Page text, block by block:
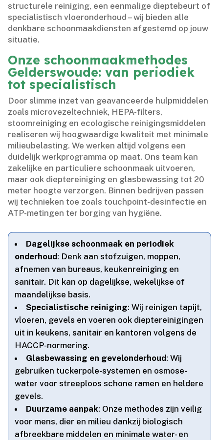
structurele reiniging, een eenmalige dieptebeurt of
specialistisch vloeronderhoud – wij bieden alle
denkbare schoonmaakdiensten afgestemd op jouw
situatie.​
Onze schoonmaakmethodes
Gelderswoude: van periodiek
tot specialistisch
Door slimme inzet van geavanceerde hulpmiddelen
zoals microvezeltechniek, HEPA-filters,
stoomreiniging en ecologische reinigingsmiddelen
realiseren wij hoogwaardige kwaliteit met minimale
milieubelasting.​ We werken altijd volgens een
duidelijk werkprogramma op maat.​ Ons team kan
zakelijke en particuliere schoonmaak uitvoeren,
maar ook dieptereiniging en glasbewassing tot 20
meter hoogte verzorgen.​ Binnen bedrijven passen
wij technieken toe zoals touchpoint-desinfectie en
ATP-metingen ter borging van hygiëne.​
Dagelijkse schoonmaak en periodiek
onderhoud: Denk aan stofzuigen, moppen,
afnemen van bureaus, keukenreiniging en
sanitair.​ Dit kan op dagelijkse, wekelijkse of
maandelijkse basis.​
Specialistische reiniging: Wij reinigen tapijt,
vloeren, gevels en voeren ook dieptereinigingen
uit in keukens, sanitair en kantoren volgens de
HACCP-normering.​
Glasbewassing en gevelonderhoud: Wij
gebruiken tuckerpole-systemen en osmose-
water voor streeploos schone ramen en heldere
gevels.​
Duurzame aanpak: Onze methodes zijn veilig
voor mens, dier en milieu dankzij biologisch
afbreekbare middelen en minimale water- en